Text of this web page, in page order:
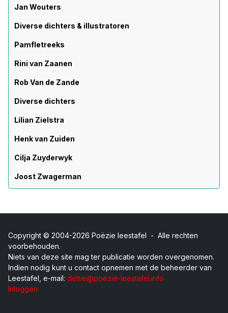
Jan Wouters
Diverse dichters & illustratoren
Pamfletreeks
Rini van Zaanen
Rob Van de Zande
Diverse dichters
Lilian Zielstra
Henk van Zuiden
Cilja Zuyderwyk
Joost Zwagerman
Copyright © 2004-2026 Poëzie leestafel - Alle rechten
voorbehouden.
Niets van deze site mag ter publicatie worden overgenomen.
Indien nodig kunt u contact opnemen met de beheerder van
Leestafel, e-mail: dettie@poezie-leestafel.info
Inloggen